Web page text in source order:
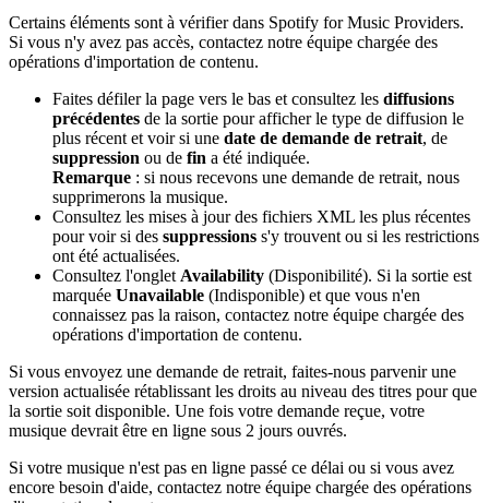
Certains éléments sont à vérifier dans Spotify for Music Providers.
Si vous n'y avez pas accès, contactez notre équipe chargée des
opérations d'importation de contenu.
Faites défiler la page vers le bas et consultez les diffusions
précédentes de la sortie pour afficher le type de diffusion le
plus récent et voir si une date de demande de retrait, de
suppression ou de fin a été indiquée.
Remarque : si nous recevons une demande de retrait, nous
supprimerons la musique.
Consultez les mises à jour des fichiers XML les plus récentes
pour voir si des suppressions s'y trouvent ou si les restrictions
ont été actualisées.
Consultez l'onglet Availability (Disponibilité). Si la sortie est
marquée Unavailable (Indisponible) et que vous n'en
connaissez pas la raison, contactez notre équipe chargée des
opérations d'importation de contenu.
Si vous envoyez une demande de retrait, faites-nous parvenir une
version actualisée rétablissant les droits au niveau des titres pour que
la sortie soit disponible. Une fois votre demande reçue, votre
musique devrait être en ligne sous 2 jours ouvrés.
Si votre musique n'est pas en ligne passé ce délai ou si vous avez
encore besoin d'aide, contactez notre équipe chargée des opérations